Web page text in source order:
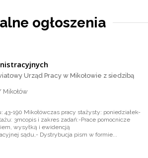
ogłoszenia
Urząd Pracy w Mikołowie z siedzibą
Mikołów
43-190 Mikołówczas pracy stażysty: poniedziałek-
3mcopis i zakres zadań:-Prace pomocnicze
wysyłką i ewidencją
sądu,- Dystrybucja pism w formie...